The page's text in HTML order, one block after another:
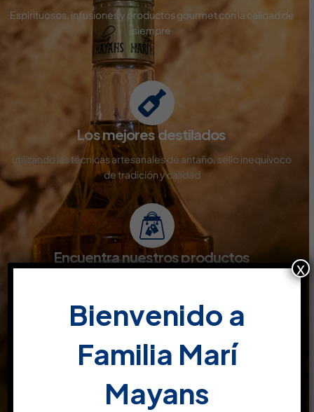
Espirituosos, infusiones y productos gourmet con la calidad de
siempre
Los mejores destilados
utilizando las técnicas artesanales de antaño, sello inequívoco
de tradición y calidad
Encuentra nuestros productos
son el resultado de pruebas y conocimientos, estudiados y
Bienvenido a
Familia Marí
Mayans
x